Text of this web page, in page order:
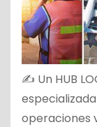
✍ Un HUB
operaciones